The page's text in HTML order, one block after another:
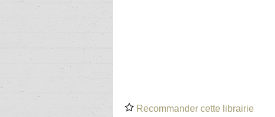
Recommander cette librairie